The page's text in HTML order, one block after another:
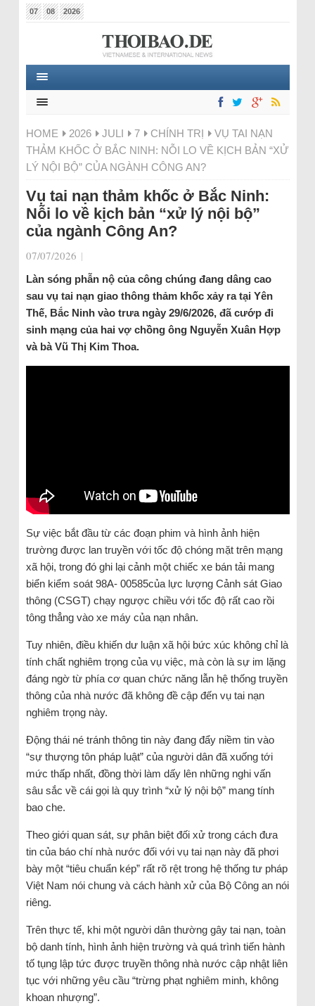
07 08 2026
HOME 2026 JULI 7 CHÍNH TRỊ
VỤ TAI NẠN
THẢM KHỐC Ở BẮC NINH: NỖI LO VỀ KỊCH BẢN “XỬ
LÝ NỘI BỘ” CỦA NGÀNH CÔNG AN?
Vụ tai nạn thảm khốc ở Bắc Ninh:
Nỗi lo về kịch bản “xử lý nội bộ”
của ngành Công An?
07/07/2026 |
Làn sóng phẫn nộ của công chúng đang dâng cao
sau vụ tai nạn giao thông thảm khốc xảy ra tại Yên
Thế, Bắc Ninh vào trưa ngày 29/6/2026, đã cướp đi
sinh mạng của hai vợ chồng ông Nguyễn Xuân Hợp
và bà Vũ Thị Kim Thoa.
Sự việc bắt đầu từ các đoạn phim và hình ảnh hiện
trường được lan truyền với tốc độ chóng mặt trên mạng
xã hội, trong đó ghi lại cảnh một chiếc xe bán tải mang
biển kiểm soát 98A- 00585của lực lượng Cảnh sát Giao
thông (CSGT) chạy ngược chiều với tốc độ rất cao rồi
tông thẳng vào xe máy của nạn nhân.
Tuy nhiên, điều khiến dư luận xã hội bức xúc không chỉ là
tính chất nghiêm trọng của vụ việc, mà còn là sự im lặng
đáng ngờ từ phía cơ quan chức năng lẫn hệ thống truyền
thông của nhà nước đã không đề cập đến vụ tai nạn
nghiêm trọng này.
Động thái né tránh thông tin này đang đẩy niềm tin vào
“sự thượng tôn pháp luật” của người dân đã xuống tới
mức thấp nhất, đồng thời làm dấy lên những nghi vấn
sâu sắc về cái gọi là quy trình “xử lý nội bộ” mang tính
bao che.
Theo giới quan sát, sự phân biệt đối xử trong cách đưa
tin của báo chí nhà nước đối với vụ tai nạn này đã phơi
bày một “tiêu chuẩn kép” rất rõ rệt trong hệ thống tư pháp
Việt Nam nói chung và cách hành xử của Bộ Công an nói
riêng.
Trên thực tế, khi một người dân thường gây tai nạn, toàn
bộ danh tính, hình ảnh hiện trường và quá trình tiến hành
tố tụng lập tức được truyền thông nhà nước cập nhật liên
tục với những yêu cầu “trừng phạt nghiêm minh, không
khoan nhượng”.